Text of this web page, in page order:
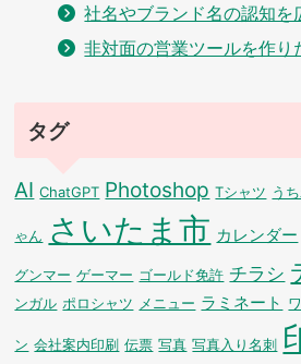
社名やブランド名の認知を
非対面の営業ツールを作り
タグ
AI ChatGPT Photoshop Tシャツ う
ゃん さいたま市 カレンダー
グンマー ゲーマー ゴールド免許 チラシ
ンガル ポロシャツ メニュー ラミネート
ン 会社案内印刷 伝票 写真 写真入り名刺